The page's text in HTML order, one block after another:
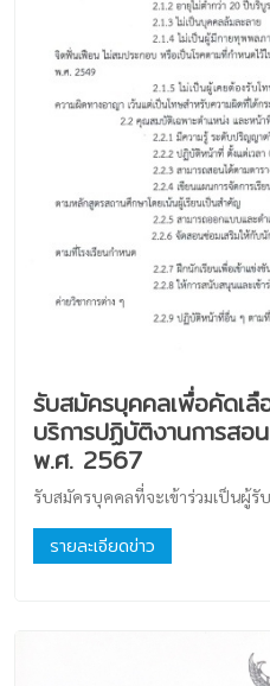
รับสมัครบุคคลเพื่อคัดเลื
บริการปฏิบัติงานการสอ
พ.ศ. 2567
รับสมัครบุคคลที่จะเข้าร่วมเป็นผู้รั
รายละเอียดข่าว